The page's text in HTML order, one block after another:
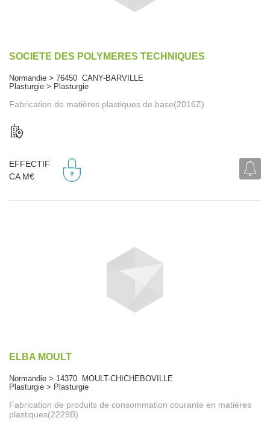
SOCIETE DES POLYMERES TECHNIQUES
Normandie > 76450 CANY-BARVILLE
Plasturgie > Plasturgie
Fabrication de matières plastiques de base(2016Z)
EFFECTIF
CA M€
ELBA MOULT
Normandie > 14370 MOULT-CHICHEBOVILLE
Plasturgie > Plasturgie
Fabrication de produits de consommation courante en matières
plastiques(2229B)